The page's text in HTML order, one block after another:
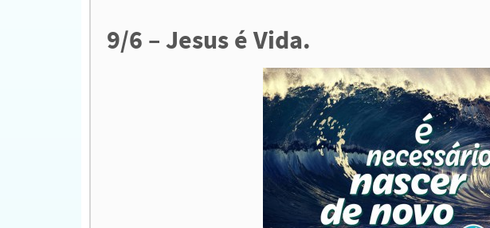
9/6 – Jesus é Vida.